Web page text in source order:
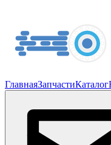
ГлавнаяЗапчастиКаталог